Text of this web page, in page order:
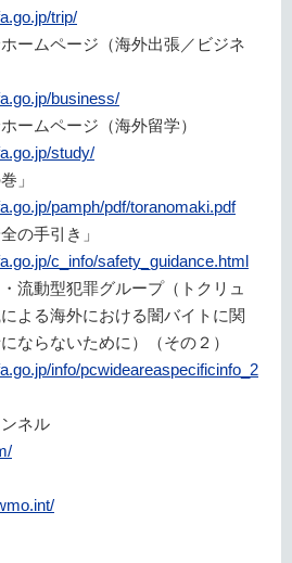
trip/
ームページ（海外出張／ビジネ
business/
ームページ（海外留学）
study/
の巻」
pamph/pdf/toranomaki.pdf
の手引き」
c_info/safety_guidance.html
流動型犯罪グループ（トクリュ
よる海外における闇バイトに関
ならないために）（その２）
info/pcwideareaspecificinfo_2
ネル